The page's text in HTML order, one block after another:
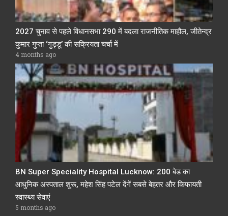
2027 चुनाव से पहले विधानसभा 290 में बदला राजनीतिक माहौल, जीतेन्द्र
कुमार गुप्ता ‘गुड्डू’ की सक्रियता चर्चा में
4 months ago
BN Super Speciality Hospital Lucknow: 200 बेड का
आधुनिक अस्पताल शुरू, महेश सिंह पटेल देंगें सबसे बेहतर और किफायती
स्वास्थ्य सेवाएं
5 months ago